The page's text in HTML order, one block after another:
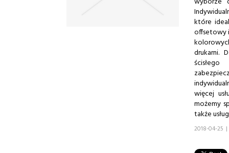
które
offsetowy
drukarni.
więcej
możemy
także
2018-04-25 |